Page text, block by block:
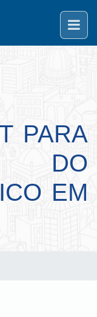
PARA
DO
EM